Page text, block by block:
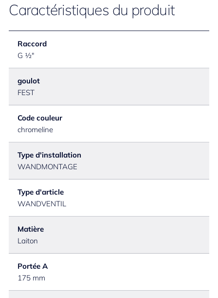
Caractéristiques du produit
Raccord
G ½"
goulot
FEST
Code couleur
chromeline
Type d'installation
WANDMONTAGE
Type d'article
WANDVENTIL
Matière
Laiton
Portée A
175 mm